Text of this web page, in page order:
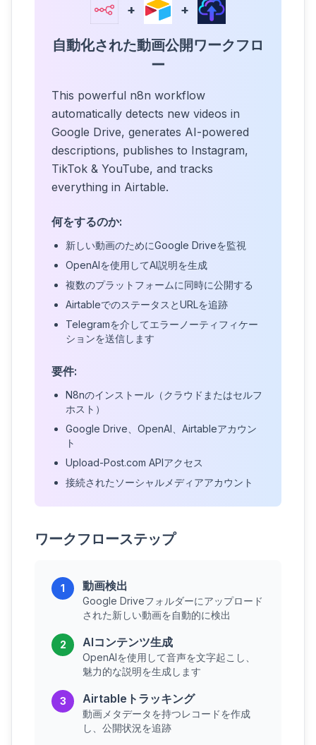
+ +
自動化された動画公開ワークフロ
ー
This powerful n8n workflow
automatically detects new videos in
Google Drive, generates AI-powered
descriptions, publishes to Instagram,
TikTok & YouTube, and tracks
everything in Airtable.
何をするのか:
新しい動画のためにGoogle Driveを監視
OpenAIを使用してAI説明を生成
複数のプラットフォームに同時に公開する
AirtableでのステータスとURLを追跡
Telegramを介してエラーノーティフィケー
ションを送信します
要件:
N8nのインストール（クラウドまたはセルフ
ホスト）
Google Drive、OpenAI、Airtableアカウン
ト
Upload-Post.com APIアクセス
接続されたソーシャルメディアアカウント
ワークフローステップ
1 動画検出
Google Driveフォルダーにアップロード
された新しい動画を自動的に検出
2 AIコンテンツ生成
OpenAIを使用して音声を文字起こし、
魅力的な説明を生成します
3 Airtableトラッキング
動画メタデータを持つレコードを作成
し、公開状況を追跡